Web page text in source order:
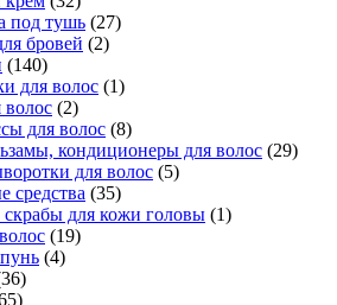
под тушь (27)
бровей (2)
(140)
для волос (1)
волос (2)
для волос (8)
кондиционеры для волос (29)
для волос (5)
средства (35)
для кожи головы (1)
(19)
(4)